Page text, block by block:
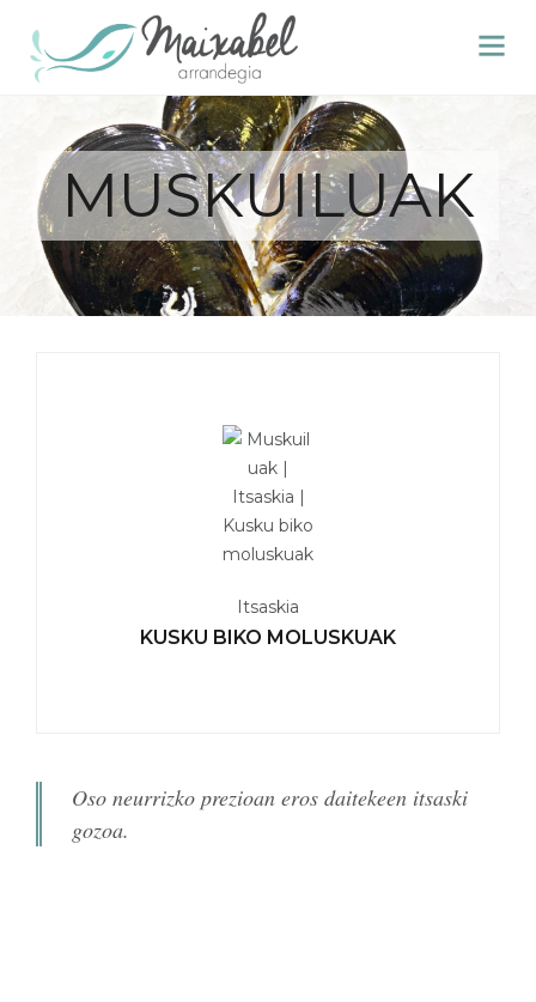
MUSKUILUAK
Itsaskia
KUSKU BIKO MOLUSKUAK
Oso neurrizko prezioan eros daitekeen itsaski
gozoa.